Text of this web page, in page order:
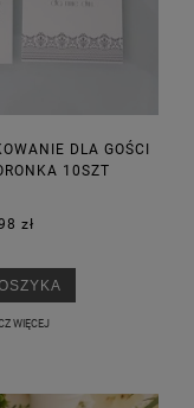
DLA GOŚCI
10SZT
zł
WIĘCEJ